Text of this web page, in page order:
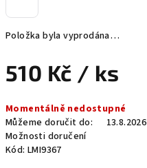
Položka byla vyprodána…
510 Kč / ks
cena:
Momentálně nedostupné
Můžeme doručit do:
13.8.2026
Možnosti doručení
Kód: LMI9367